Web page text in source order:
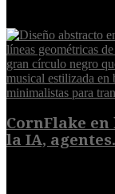
CornFlake
la IA,